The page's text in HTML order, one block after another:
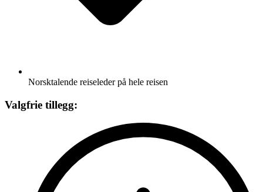
Norsktalende reiseleder på hele reisen
Valgfrie tillegg: